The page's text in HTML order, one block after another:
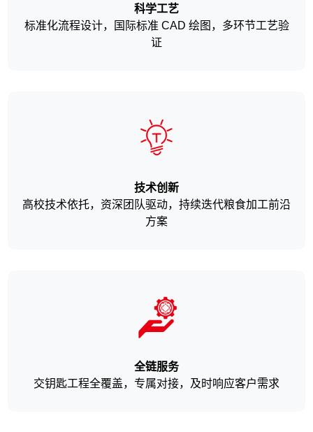
科学工艺
标准化流程设计，国际标准 CAD 绘图，多环节工艺验
证
技术创新
高校技术依托，资深团队驱动，持续迭代粮食加工前沿
方案
全链服务
交钥匙工程全覆盖，专属对接，及时响应客户需求